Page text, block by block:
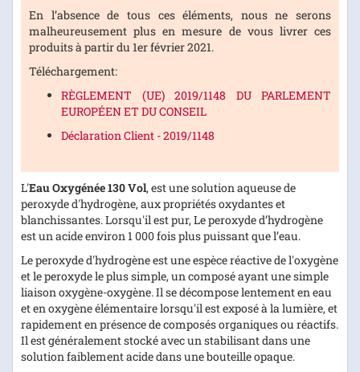
En l’absence de tous ces éléments, nous ne serons
malheureusement plus en mesure de vous livrer ces
produits à partir du 1er février 2021.
Téléchargement:
RÈGLEMENT (UE) 2019/1148 DU PARLEMENT
EUROPÉEN ET DU CONSEIL
Déclaration Client - 2019/1148
L'Eau Oxygénée 130 Vol, est une solution aqueuse de
peroxyde d'hydrogène, aux propriétés oxydantes et
blanchissantes. Lorsqu'il est pur, Le peroxyde d’hydrogène
est un acide environ 1 000 fois plus puissant que l’eau.
Le peroxyde d'hydrogène est une espèce réactive de l'oxygène
et le peroxyde le plus simple, un composé ayant une simple
liaison oxygène-oxygène. Il se décompose lentement en eau
et en oxygène élémentaire lorsqu'il est exposé à la lumière, et
rapidement en présence de composés organiques ou réactifs.
Il est généralement stocké avec un stabilisant dans une
solution faiblement acide dans une bouteille opaque.